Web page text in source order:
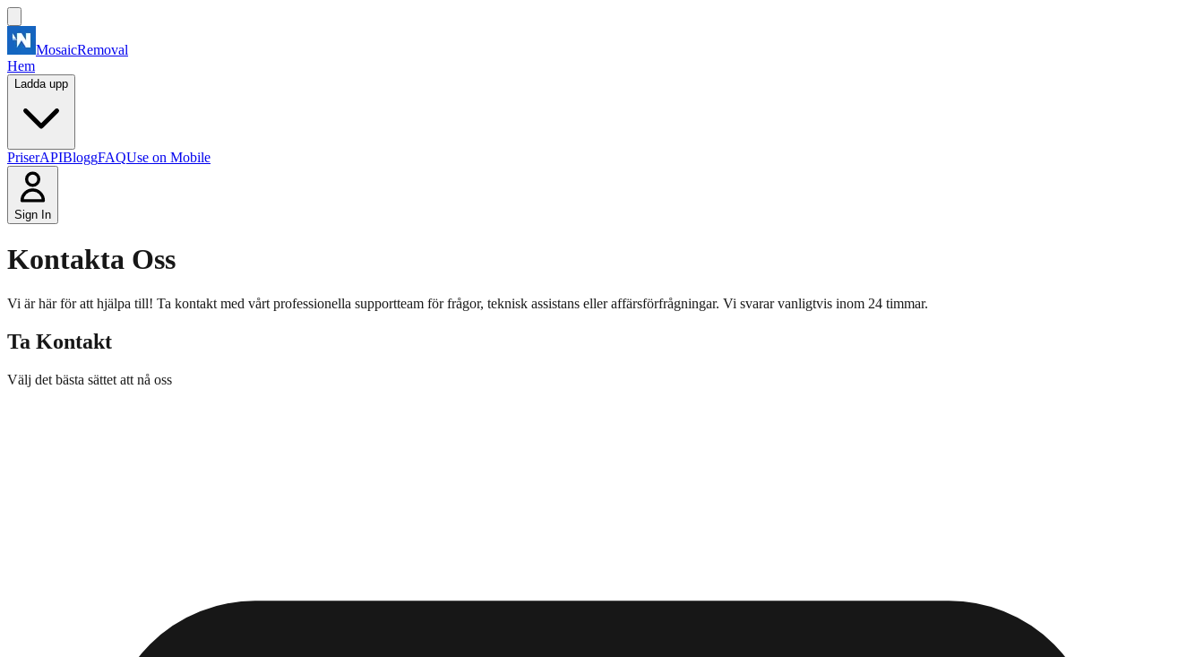
MosaicRemoval
Hem
Ladda upp
PriserAPIBloggFAQUse on Mobile
Sign In
Kontakta Oss
Vi är här för att hjälpa till! Ta kontakt med vårt professionella supportteam för frågor, teknisk assistans eller affärsförfrågningar. Vi svarar vanligtvis inom 24 timmar.
Ta Kontakt
Välj det bästa sättet att nå oss